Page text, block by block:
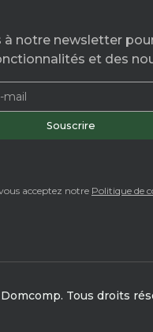
à notre newsletter
et des
acceptez notre Politique de
Tous droits